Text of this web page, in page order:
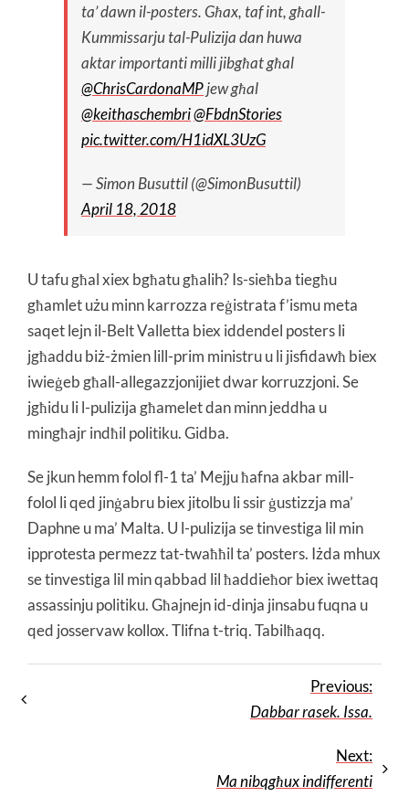
ta’ dawn il-posters. Għax, taf int, għall-
Kummissarju tal-Pulizija dan huwa
aktar importanti milli jibgħat għal
@ChrisCardonaMPjew għal
@keithaschembri@FbdnStories
pic.twitter.com/H1idXL3UzG
— Simon Busuttil (@SimonBusuttil)
April 18, 2018
U tafu għal xiex bgħatu għalih? Is-sieħba tiegħu
għamlet użu minn karrozza reġistrata f’ismu meta
saqet lejn il-Belt Valletta biex iddendel posters li
jgħaddu biż-żmien lill-prim ministru u li jisfidawħ biex
iwieġeb għall-allegazzjonijiet dwar korruzzjoni. Se
jgħidu li l-pulizija għamelet dan minn jeddha u
mingħajr indħil politiku. Gidba.
Se jkun hemm folol fl-1 ta’ Mejju ħafna akbar mill-
folol li qed jinġabru biex jitolbu li ssir ġustizzja ma’
Daphne u ma’ Malta. U l-pulizija se tinvestiga lil min
ipprotesta permezz tat-twaħħil ta’ posters. Iżda mhux
se tinvestiga lil min qabbad lil ħaddieħor biex iwettaq
assassinju politiku. Għajnejn id-dinja jinsabu fuqna u
qed josservaw kollox. Tlifna t-triq. Tabilħaqq.
Previous:
Dabbar rasek. Issa.
Next:
Ma nibqgħux indifferenti